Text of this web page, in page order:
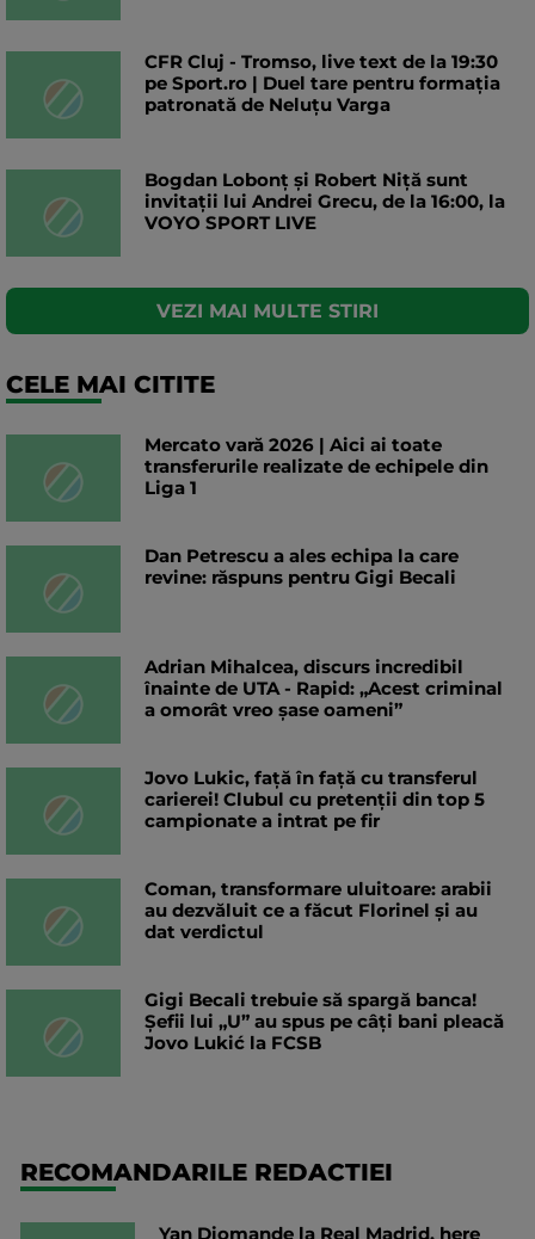
CFR Cluj - Tromso, live text de la 19:30
pe Sport.ro | Duel tare pentru formația
patronată de Neluțu Varga
Bogdan Lobonț și Robert Niță sunt
invitații lui Andrei Grecu, de la 16:00, la
VOYO SPORT LIVE
VEZI MAI MULTE STIRI
CELE MAI CITITE
Mercato vară 2026 | Aici ai toate
transferurile realizate de echipele din
Liga 1
Dan Petrescu a ales echipa la care
revine: răspuns pentru Gigi Becali
Adrian Mihalcea, discurs incredibil
înainte de UTA - Rapid: „Acest criminal
a omorât vreo șase oameni”
Jovo Lukic, față în față cu transferul
carierei! Clubul cu pretenții din top 5
campionate a intrat pe fir
Coman, transformare uluitoare: arabii
au dezvăluit ce a făcut Florinel și au
dat verdictul
Gigi Becali trebuie să spargă banca!
Șefii lui „U” au spus pe câți bani pleacă
Jovo Lukić la FCSB
RECOMANDARILE REDACTIEI
Yan Diomande la Real Madrid, here